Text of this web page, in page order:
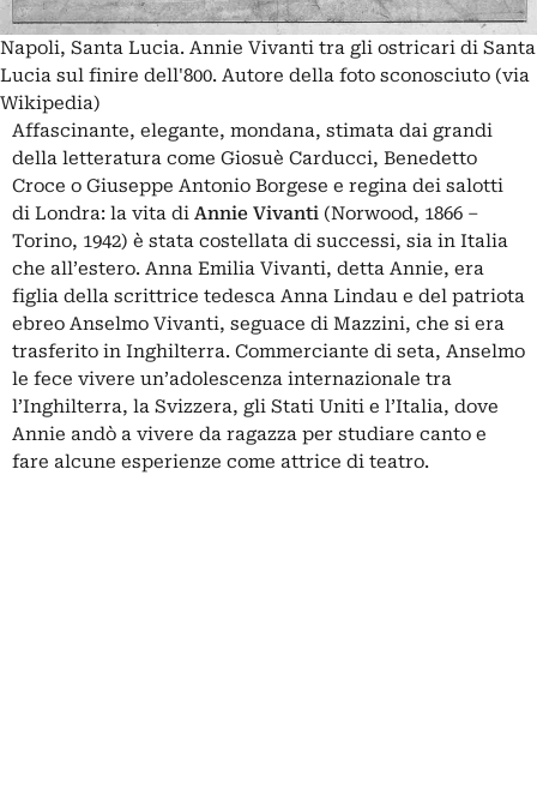
Napoli, Santa Lucia. Annie Vivanti tra gli ostricari di Santa
Lucia sul finire dell'800. Autore della foto sconosciuto (via
Wikipedia)
Affascinante, elegante, mondana, stimata dai grandi
della letteratura come Giosuè Carducci, Benedetto
Croce o Giuseppe Antonio Borgese e regina dei salotti
di Londra: la vita di Annie Vivanti (Norwood, 1866 ‒
Torino, 1942) è stata costellata di successi, sia in Italia
che all’estero. Anna Emilia Vivanti, detta Annie, era
figlia della scrittrice tedesca Anna Lindau e del patriota
ebreo Anselmo Vivanti, seguace di Mazzini, che si era
trasferito in Inghilterra. Commerciante di seta, Anselmo
le fece vivere un’adolescenza internazionale tra
l’Inghilterra, la Svizzera, gli Stati Uniti e l’Italia, dove
Annie andò a vivere da ragazza per studiare canto e
fare alcune esperienze come attrice di teatro.